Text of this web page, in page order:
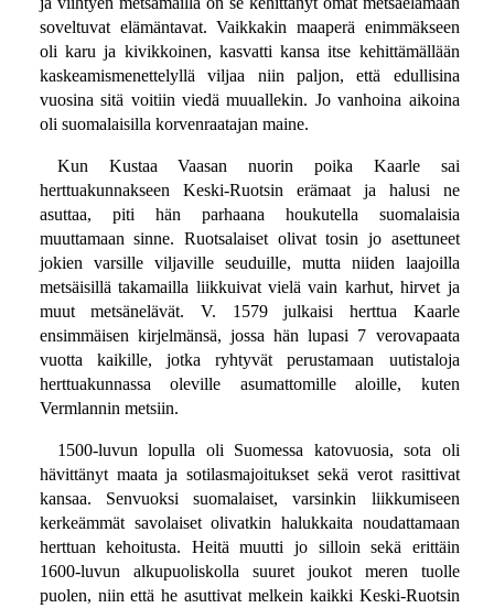
soveltuvat elämäntavat. Vaikkakin maaperä enimmäkseen
oli karu ja kivikkoinen, kasvatti kansa itse kehittämällään
kaskeamismenettelyllä viljaa niin paljon, että edullisina
vuosina sitä voitiin viedä muuallekin. Jo vanhoina aikoina
oli suomalaisilla korvenraatajan maine.
Kun Kustaa Vaasan nuorin poika Kaarle sai
herttuakunnakseen Keski-Ruotsin erämaat ja halusi ne
asuttaa, piti hän parhaana houkutella suomalaisia
muuttamaan sinne. Ruotsalaiset olivat tosin jo asettuneet
jokien varsille viljaville seuduille, mutta niiden laajoilla
metsäisillä takamailla liikkuivat vielä vain karhut, hirvet ja
muut metsänelävät. V. 1579 julkaisi herttua Kaarle
ensimmäisen kirjelmänsä, jossa hän lupasi 7 verovapaata
vuotta kaikille, jotka ryhtyvät perustamaan uutistaloja
herttuakunnassa oleville asumattomille aloille, kuten
Vermlannin metsiin.
1500-luvun lopulla oli Suomessa katovuosia, sota oli
hävittänyt maata ja sotilasmajoitukset sekä verot rasittivat
kansaa. Senvuoksi suomalaiset, varsinkin liikkumiseen
kerkeämmät savolaiset olivatkin halukkaita noudattamaan
herttuan kehoitusta. Heitä muutti jo silloin sekä erittäin
1600-luvun alkupuoliskolla suuret joukot meren tuolle
puolen, niin että he asuttivat melkein kaikki Keski-Ruotsin